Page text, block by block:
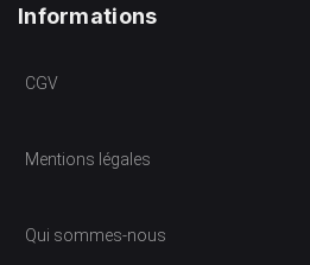
Informations
CGV
Mentions légales
Qui sommes-nous